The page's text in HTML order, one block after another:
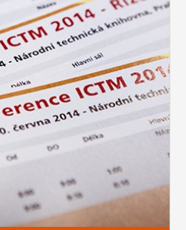
zařadit.
kategorie
cookies byly